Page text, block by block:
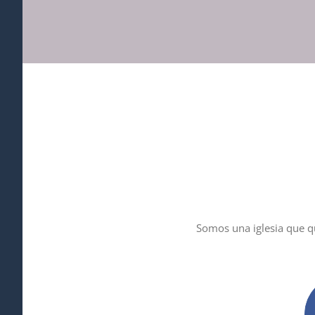
Somos una iglesia que